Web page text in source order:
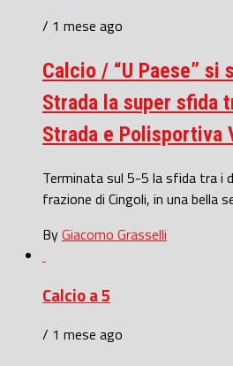
/ 1 mese ago
Calcio / “U Paese” si
Strada la super sfida
Strada e Polisportiva
Terminata sul 5-5 la sfida tra i
frazione di Cingoli, in una bella
ByGiacomo Grasselli
Calcio a 5
/ 1 mese ago